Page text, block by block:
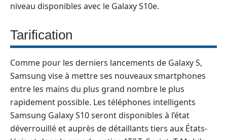
niveau disponibles avec le Galaxy S10e.
Tarification
Comme pour les derniers lancements de Galaxy S,
Samsung vise à mettre ses nouveaux smartphones
entre les mains du plus grand nombre le plus
rapidement possible. Les téléphones intelligents
Samsung Galaxy S10 seront disponibles à l’état
déverrouillé et auprès de détaillants tiers aux États-